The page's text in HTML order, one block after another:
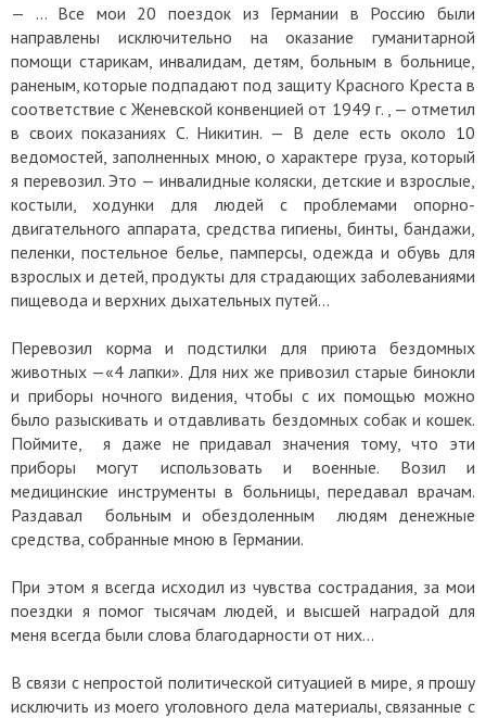
— … Все мои 20 поездок из Германии в Россию были
направлены исключительно на оказание гуманитарной
помощи старикам, инвалидам, детям, больным в больнице,
раненым, которые подпадают под защиту Красного Креста в
соответствие с Женевской конвенцией от 1949 г. , — отметил
в своих показаниях С. Никитин. — В деле есть около 10
ведомостей, заполненных мною, о характере груза, который
я перевозил. Это — инвалидные коляски, детские и взрослые,
костыли, ходунки для людей с проблемами опорно-
двигательного аппарата, средства гигиены, бинты, бандажи,
пеленки, постельное белье, памперсы, одежда и обувь для
взрослых и детей, продукты для страдающих заболеваниями
пищевода и верхних дыхательных путей…
Перевозил корма и подстилки для приюта бездомных
животных —«4 лапки». Для них же привозил старые бинокли
и приборы ночного видения, чтобы с их помощью можно
было разыскивать и отдавливать бездомных собак и кошек.
Поймите, я даже не придавал значения тому, что эти
приборы могут использовать и военные. Возил и
медицинские инструменты в больницы, передавал врачам.
Раздавал больным и обездоленным людям денежные
средства, собранные мною в Германии.
При этом я всегда исходил из чувства сострадания, за мои
поездки я помог тысячам людей, и высшей наградой для
меня всегда были слова благодарности от них…
В связи с непростой политической ситуацией в мире, я прошу
исключить из моего уголовного дела материалы, связанные с